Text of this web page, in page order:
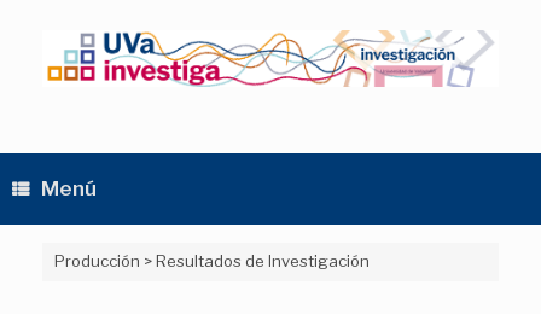
contenido
Menú
Producción >Resultados de Investigación